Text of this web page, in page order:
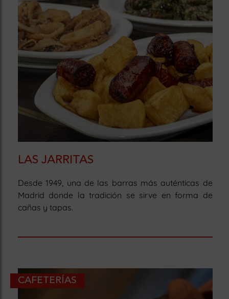
LAS JARRITAS
Desde 1949, una de las barras más auténticas de
Madrid donde la tradición se sirve en forma de
cañas y tapas.
CAFETERÍAS